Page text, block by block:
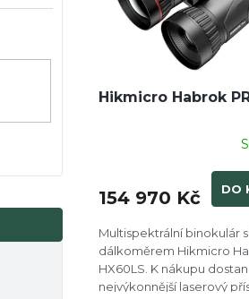
k
Hikmicro Habrok
154 970 Kč DO
Multispektrální binokulár
dálkoměrem Hikmicro
HX60LS. K nákupu
nejvýkonnější laserový